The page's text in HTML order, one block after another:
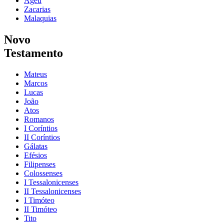
Zacarias
Malaquias
Novo
Testamento
Mateus
Marcos
Lucas
João
Atos
Romanos
I Coríntios
II Coríntios
Gálatas
Efésios
Filipenses
Colossenses
I Tessalonicenses
II Tessalonicenses
I Timóteo
II Timóteo
Tito